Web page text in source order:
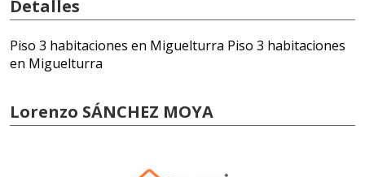
Detalles
Piso 3 habitaciones en Miguelturra Piso 3 habitaciones
en Miguelturra
Lorenzo SÁNCHEZ MOYA